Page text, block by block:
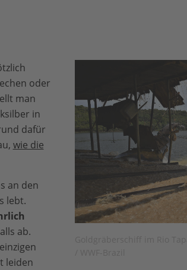
oder
man
in
dafür
wie die
an den
lebt.
ab.
leiden